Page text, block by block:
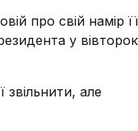
про свій намір її
у
але